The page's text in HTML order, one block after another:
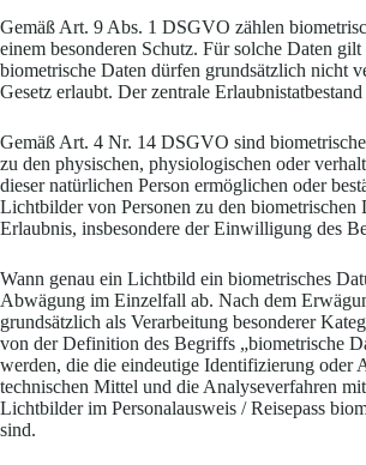
Gemäß Art. 9 Abs. 1 DSGVO zählen
einem besonderen Schutz. Für solche Daten
biometrische Daten dürfen grundsätzlich nicht
Gesetz erlaubt. Der zentrale
Gemäß Art. 4 Nr. 14 DSGVO sind
zu den physischen, physiologischen oder
dieser natürlichen Person ermöglichen oder
Lichtbilder von Personen zu den biometrischen
Erlaubnis, insbesondere der Einwilligung des
Wann genau ein Lichtbild ein biometrisches
Abwägung im Einzelfall ab. Nach dem
grundsätzlich als Verarbeitung besonderer
von der Definition des Begriffs „biometrische
werden, die die eindeutige Identifizierung oder
technischen Mittel und die Analyseverfahren
Lichtbilder im Personalausweis / Reisepass
sind.